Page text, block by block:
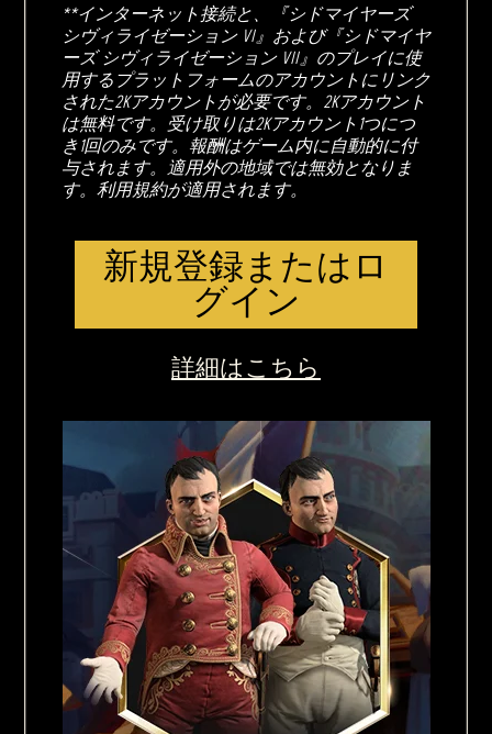
**インターネット接続と、『シドマイヤーズ
シヴィライゼーション VI』および『シドマイヤ
ーズ シヴィライゼーション VII』のプレイに使
用するプラットフォームのアカウントにリンク
された2Kアカウントが必要です。2Kアカウント
は無料です。受け取りは2Kアカウント1つにつ
き1回のみです。報酬はゲーム内に自動的に付
与されます。適用外の地域では無効となりま
す。利用規約が適用されます。
新規登録またはロ
グイン
詳細はこちら